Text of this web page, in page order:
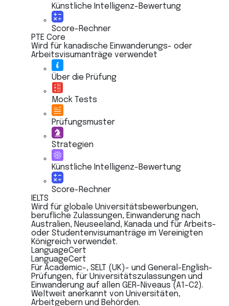
Künstliche Intelligenz-Bewertung
Score-Rechner
PTE Core
Wird für kanadische Einwanderungs- oder
Arbeitsvisumanträge verwendet
Über die Prüfung
Mock Tests
Prüfungsmuster
Strategien
Künstliche Intelligenz-Bewertung
Score-Rechner
IELTS
Wird für globale Universitätsbewerbungen,
berufliche Zulassungen, Einwanderung nach
Australien, Neuseeland, Kanada und für Arbeits-
oder Studentenvisumanträge im Vereinigten
Königreich verwendet.
LanguageCert
LanguageCert
Für Academic-, SELT (UK)- und General-English-
Prüfungen, für Universitätszulassungen und
Einwanderung auf allen GER-Niveaus (A1–C2).
Weltweit anerkannt von Universitäten,
Arbeitgebern und Behörden.